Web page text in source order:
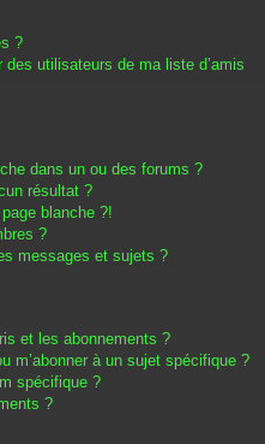
?
utilisateurs de ma liste d’amis
dans un ou des forums ?
résultat ?
blanche ?!
?
messages et sujets ?
et les abonnements ?
m’abonner à un sujet spécifique ?
spécifique ?
?